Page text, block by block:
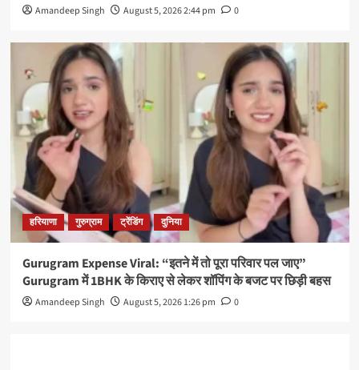
Amandeep Singh August 5, 2026 2:44 pm 0
हरियाणा गुरुग्राम ट्रेंडिंग दुनिया
Gurugram Expense Viral: “इतने में तो पूरा परिवार पल जाए”
Gurugram में 1BHK के किराए से लेकर शॉपिंग के बजट पर छिड़ी बहस
Amandeep Singh August 5, 2026 1:26 pm 0